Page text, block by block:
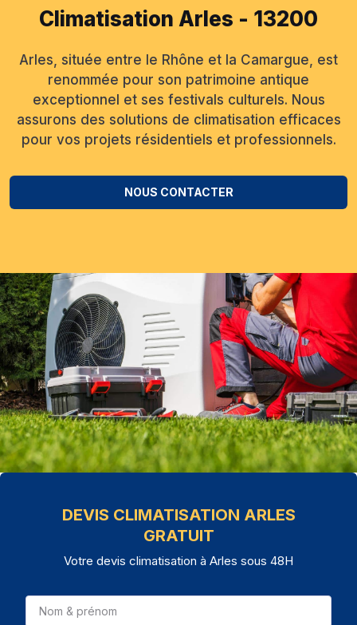
Climatisation Arles - 13200
Arles, située entre le Rhône et la Camargue, est
renommée pour son patrimoine antique
exceptionnel et ses festivals culturels. Nous
assurons des solutions de climatisation efficaces
pour vos projets résidentiels et professionnels.
NOUS CONTACTER
DEVIS CLIMATISATION ARLES
GRATUIT
Votre devis climatisation à Arles sous 48H